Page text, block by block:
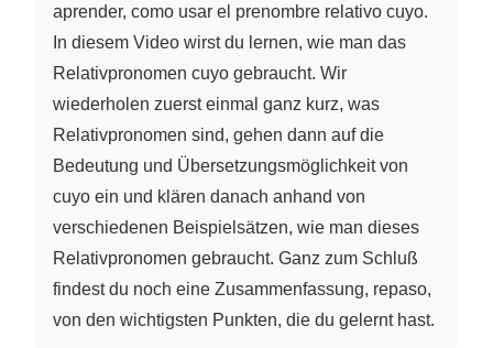
aprender, como usar el prenombre relativo cuyo.
In diesem Video wirst du lernen, wie man das
Relativpronomen cuyo gebraucht. Wir
wiederholen zuerst einmal ganz kurz, was
Relativpronomen sind, gehen dann auf die
Bedeutung und Übersetzungsmöglichkeit von
cuyo ein und klären danach anhand von
verschiedenen Beispielsätzen, wie man dieses
Relativpronomen gebraucht. Ganz zum Schluß
findest du noch eine Zusammenfassung, repaso,
von den wichtigsten Punkten, die du gelernt hast.